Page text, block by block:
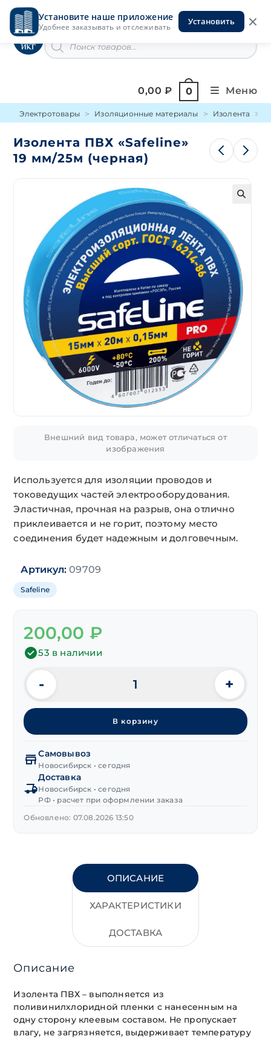
Установите наше приложение
Удобнее заказывать и отслеживать
Установить
Перейти
содержимомуИнструменты на Горской
товаров
0,00₽ 0 Меню
Электротовары Изоляционные материалы Изолента
Изолента ПВХ «Safeline»
19 мм/25м (черная)
Внешний вид товара, может отличаться от
изображения
Используется для изоляции проводов и
токоведущих частей электрооборудования.
Эластичная, прочная на разрыв, она отлично
приклеивается и не горит, поэтому место
соединения будет надежным и долговечным.
Артикул: 09709
Safeline
200,00 ₽
53 в наличии
Количество
товара
Изолента
ПВХ
19 мм/25м
(черная)
- +
В корзину
Самовывоз
Новосибирск • сегодня
Доставка
Новосибирск • сегодня
РФ • расчет при оформлении заказа
Обновлено: 07.08.2026 13:50
ОПИСАНИЕ
ХАРАКТЕРИСТИКИ
ДОСТАВКА
Описание
Изолента ПВХ – выполняется из
поливинилхлоридной пленки с нанесенным на
одну сторону клеевым составом. Не пропускает
влагу, не загрязняется, выдерживает температуру